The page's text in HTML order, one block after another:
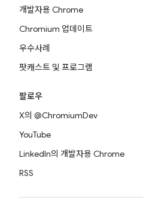
개발자용 Chrome
Chromium 업데이트
우수사례
팟캐스트 및 프로그램
팔로우
X의 @ChromiumDev
YouTube
LinkedIn의 개발자용 Chrome
RSS